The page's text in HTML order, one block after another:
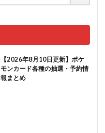
【2026年8月10日更新】ポケ
モンカード各種の抽選・予約情
報まとめ